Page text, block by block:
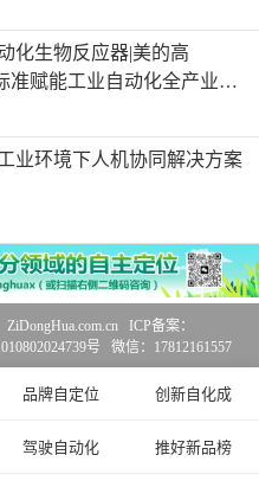
化生物反应器|美的高
准赋能工业自动化全产业
国汉诺威工业博览会
业环境下人机协同解决方案
品牌自定位 创新自化成
驾驶自动化 推好新品榜
ZiDongHua.com.cn ICP备案：
号 微信：17812161557